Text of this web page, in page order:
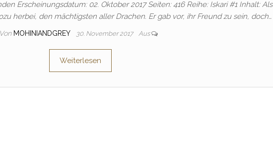
Erscheinungsdatum: 02. Oktober 2017 Seiten: 416 Reihe: Iskari #1 Inhalt: Als
herbei, den mächtigsten aller Drachen. Er gab vor, ihr Freund zu sein, doch…
Von MOHINIANDGREY 30. November 2017 Aus
Weiterlesen